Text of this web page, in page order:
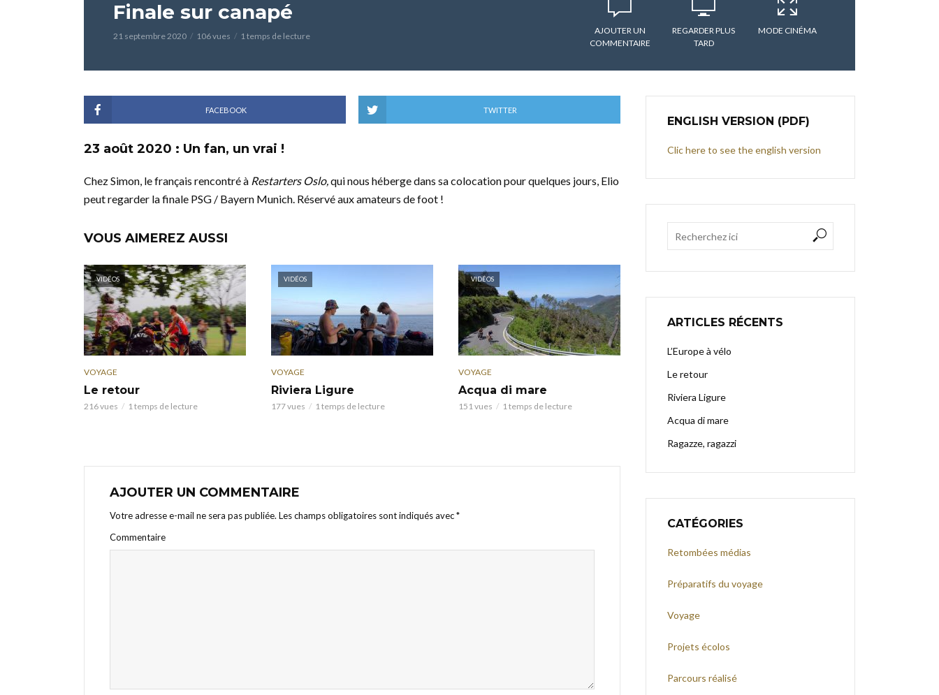
Finale sur canapé
21 septembre 2020 106 vues 1 temps de lecture
AJOUTER UN
COMMENTAIRE
REGARDER PLUS
TARD
MODE CINÉMA
FACEBOOK TWITTER
23 août 2020 : Un fan, un vrai !
Chez Simon, le français rencontré à Restarters Oslo,qui nous héberge dans sa colocation pour quelques jours, Elio
peut regarder la finale PSG / Bayern Munich. Réservé aux amateurs de foot !
VOUS AIMEREZ AUSSI
VIDÉOS
VOYAGE
Le retour
216 vues 1 temps de lecture
VIDÉOS
VOYAGE
Riviera Ligure
177 vues 1 temps de lecture
VIDÉOS
VOYAGE
Acqua di mare
151 vues 1 temps de lecture
AJOUTER UN COMMENTAIRE
Votre adresse e-mail ne sera pas publiée. Les champs obligatoires sont indiqués avec*
Commentaire
ENGLISH VERSION (PDF)
Clic here to see the english version
ARTICLES RÉCENTS
L’Europe à vélo
Le retour
Riviera Ligure
Acqua di mare
Ragazze, ragazzi
CATÉGORIES
Retombées médias
Préparatifs du voyage
Voyage
Projets écolos
Parcours réalisé